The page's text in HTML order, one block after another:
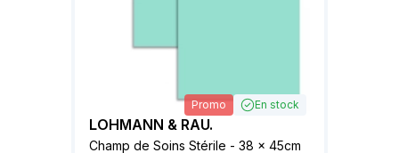
Promo En stock
LOHMANN & RAU.
Champ de Soins Stérile - 38 x 45cm